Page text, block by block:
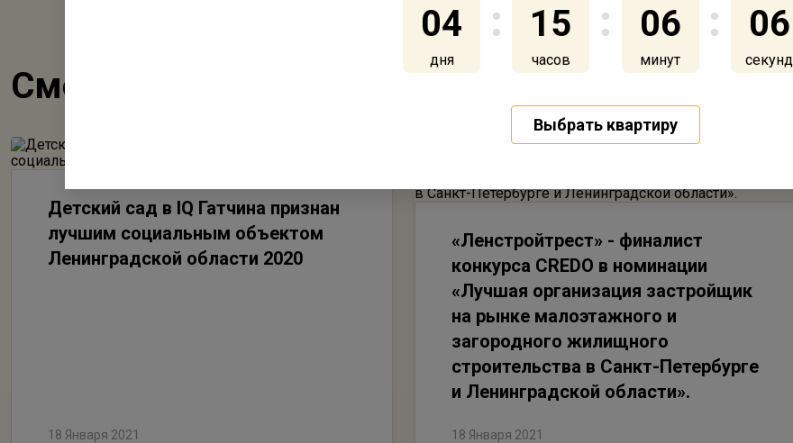
Смотрите также
Детский сад в IQ Гатчина признан
лучшим социальным объектом
Ленинградской области 2020
18 Января 2021
«Ленстройтрест» - финалист
конкурса CREDO в номинации
«Лучшая организация застройщик
на рынке малоэтажного и
загородного жилищного
строительства в Санкт-Петербурге
и Ленинградской области».
18 Января 2021
04
дня
15
часов
06
минут
06
секунд
Выбрать квартиру